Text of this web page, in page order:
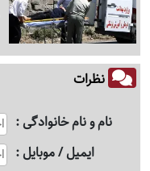
نظرات
نام و نام خانوادگی
ایمیل / موبایل